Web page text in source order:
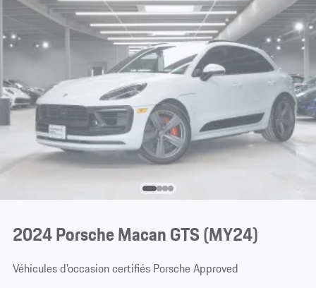
2024 Porsche Macan GTS (MY24)
Véhicules d’occasion certifiés Porsche Approved